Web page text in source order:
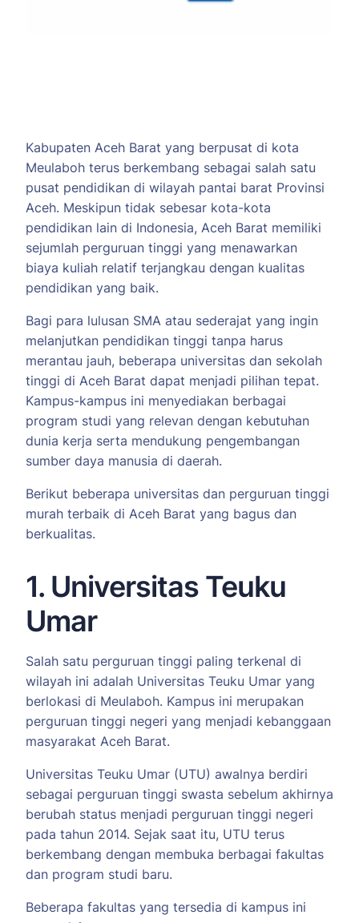
Kabupaten Aceh Barat yang berpusat di kota
Meulaboh terus berkembang sebagai salah satu
pusat pendidikan di wilayah pantai barat Provinsi
Aceh. Meskipun tidak sebesar kota-kota
pendidikan lain di Indonesia, Aceh Barat memiliki
sejumlah perguruan tinggi yang menawarkan
biaya kuliah relatif terjangkau dengan kualitas
pendidikan yang baik.
Bagi para lulusan SMA atau sederajat yang ingin
melanjutkan pendidikan tinggi tanpa harus
merantau jauh, beberapa universitas dan sekolah
tinggi di Aceh Barat dapat menjadi pilihan tepat.
Kampus-kampus ini menyediakan berbagai
program studi yang relevan dengan kebutuhan
dunia kerja serta mendukung pengembangan
sumber daya manusia di daerah.
Berikut beberapa universitas dan perguruan tinggi
murah terbaik di Aceh Barat yang bagus dan
berkualitas.
1. Universitas Teuku
Umar
Salah satu perguruan tinggi paling terkenal di
wilayah ini adalah Universitas Teuku Umar yang
berlokasi di Meulaboh. Kampus ini merupakan
perguruan tinggi negeri yang menjadi kebanggaan
masyarakat Aceh Barat.
Universitas Teuku Umar (UTU) awalnya berdiri
sebagai perguruan tinggi swasta sebelum akhirnya
berubah status menjadi perguruan tinggi negeri
pada tahun 2014. Sejak saat itu, UTU terus
berkembang dengan membuka berbagai fakultas
dan program studi baru.
Beberapa fakultas yang tersedia di kampus ini